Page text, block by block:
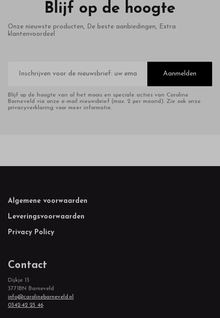
Blijf op de hoogte
Onze nieuwste producten, De beste aanbiedingen, Extra
klantenvoordeel
mailadres
Aanmelden
Blijf op de hoogte van al het moois en speciale acties van Caroline
Barneveld via onze e-mail nieuwsbrief (max. 2 per maand). Zie ook onze
privacyverklaring voor meer informatie.
Footer
Algemene voorwaarden
Leveringsvoorwaarden
Privacy Policy
Contact
Dijkje 13
3771BN Barneveld
info@carolinebarneveld.nl
0342-42 23 46